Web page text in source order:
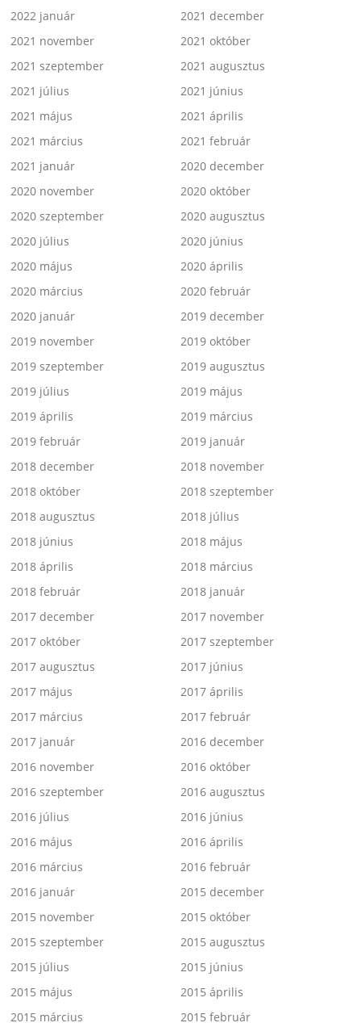
2022 január
2021 december
2021 november
2021 október
2021 szeptember
2021 augusztus
2021 július
2021 június
2021 május
2021 április
2021 március
2021 február
2021 január
2020 december
2020 november
2020 október
2020 szeptember
2020 augusztus
2020 július
2020 június
2020 május
2020 április
2020 március
2020 február
2020 január
2019 december
2019 november
2019 október
2019 szeptember
2019 augusztus
2019 július
2019 május
2019 április
2019 március
2019 február
2019 január
2018 december
2018 november
2018 október
2018 szeptember
2018 augusztus
2018 július
2018 június
2018 május
2018 április
2018 március
2018 február
2018 január
2017 december
2017 november
2017 október
2017 szeptember
2017 augusztus
2017 június
2017 május
2017 április
2017 március
2017 február
2017 január
2016 december
2016 november
2016 október
2016 szeptember
2016 augusztus
2016 július
2016 június
2016 május
2016 április
2016 március
2016 február
2016 január
2015 december
2015 november
2015 október
2015 szeptember
2015 augusztus
2015 július
2015 június
2015 május
2015 április
2015 március
2015 február